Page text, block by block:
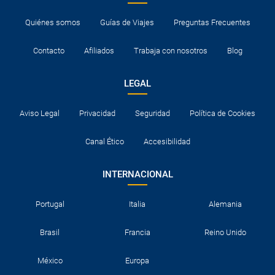
Quiénes somos Guías de Viajes Preguntas Frecuentes
Contacto Afiliados Trabaja con nosotros Blog
LEGAL
Aviso Legal Privacidad Seguridad Política de Cookies
Canal Ético Accesibilidad
INTERNACIONAL
Portugal Italia Alemania
Brasil Francia Reino Unido
México Europa